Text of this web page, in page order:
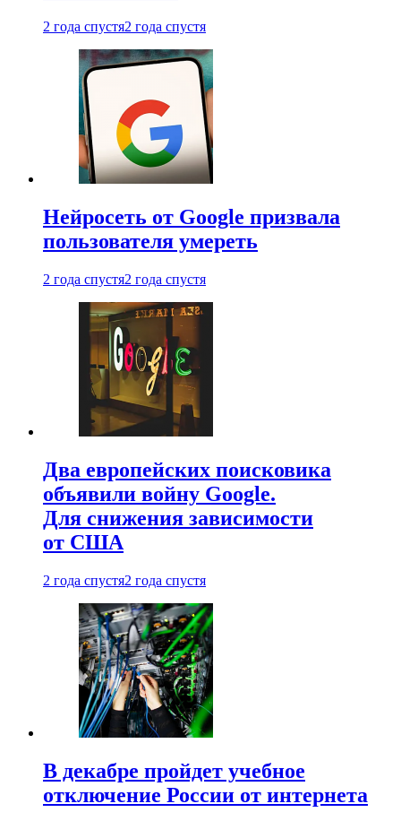
2 года спустя2 года спустя
Нейросеть от Google призвала
пользователя умереть
2 года спустя2 года спустя
Два европейских поисковика
объявили войну Google.
Для снижения зависимости
от США
2 года спустя2 года спустя
В декабре пройдет учебное
отключение России от интернета